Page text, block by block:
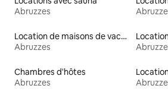
Abruzzes
Location de maisons de vacances
Abruzzes
Chambres d'hôtes
Abruzzes